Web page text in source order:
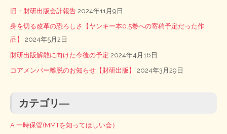
旧・財研出版会計報告 2024年11月9日
身を切る改革の恐ろしさ【ヤンキー本0.5巻への寄稿予定だった作
品】
2024年5月2日
財研出版解散に向けた今後の予定 2024年4月16日
コアメンバー離脱のお知らせ【財研出版】 2024年3月29日
カテゴリ―
A 一時保管(MMTを知ってほしい会）